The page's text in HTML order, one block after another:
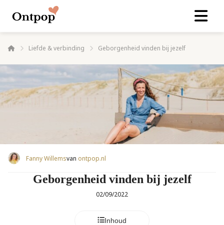
Liefde & verbinding Geborgenheid vinden bij jezelf
Fanny Willemsvan ontpop.nl
Geborgenheid vinden bij jezelf
02/09/2022
Inhoud